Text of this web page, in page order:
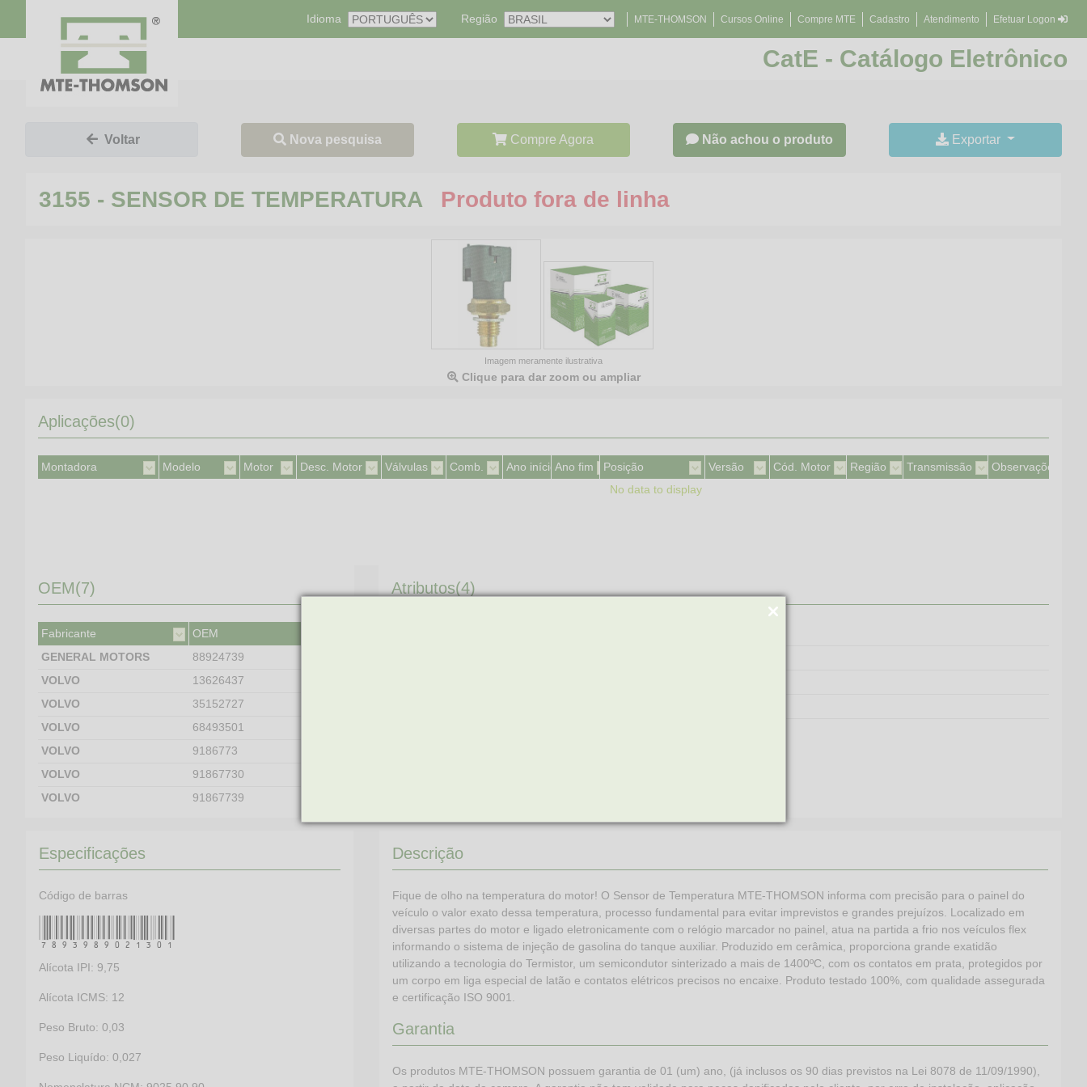
Idioma Região MTE-THOMSON Cursos Online Compre MTE Cadastro Atendimento Efetuar Logon
CatE - Catálogo Eletrônico
Voltar Nova pesquisa Compre Agora Não achou o produto Exportar
3155 - SENSOR DE TEMPERATURA Produto fora de linha
Imagem meramente ilustrativa
Clique para dar zoom ou ampliar
Aplicações(0)
Montadora Modelo Motor Desc. Motor Válvulas Comb. Ano inícioAno fim Posição Versão Cód. Motor Região Transmissão
Observações
No data to display
OEM(7)
Fabricante
OEM
GENERAL MOTORS
88924739
VOLVO
13626437
VOLVO
35152727
VOLVO
68493501
VOLVO
9186773
VOLVO
91867730
VOLVO
91867739
Atributos(4)
Especificações
Código de barras
7893989021301
Alícota IPI: 9,75
Alícota ICMS: 12
Peso Bruto: 0,03
Peso Liquído: 0,027
Descrição
Fique de olho na temperatura do motor! O Sensor de Temperatura MTE-THOMSON informa com precisão para o painel do
veículo o valor exato dessa temperatura, processo fundamental para evitar imprevistos e grandes prejuízos. Localizado em
diversas partes do motor e ligado eletronicamente com o relógio marcador no painel, atua na partida a frio nos veículos flex
informando o sistema de injeção de gasolina do tanque auxiliar. Produzido em cerâmica, proporciona grande exatidão
utilizando a tecnologia do Termistor, um semicondutor sinterizado a mais de 1400ºC, com os contatos em prata, protegidos por
um corpo em liga especial de latão e contatos elétricos precisos no encaixe. Produto testado 100%, com qualidade assegurada
e certificação ISO 9001.
Garantia
Os produtos MTE-THOMSON possuem garantia de 01 (um) ano, (já inclusos os 90 dias previstos na Lei 8078 de 11/09/1990),